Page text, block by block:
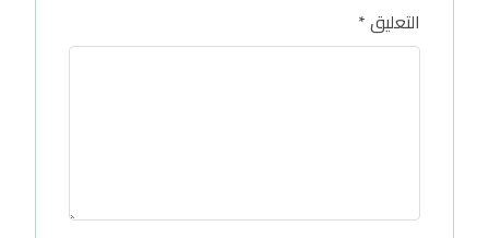
التعليق*